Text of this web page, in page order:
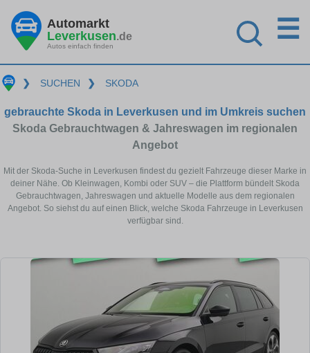
Automarkt
Leverkusen.de
Autos einfach finden
☰
❯ SUCHEN ❯ SKODA
gebrauchte Skoda in Leverkusen und im Umkreis suchen
Skoda Gebrauchtwagen & Jahreswagen im regionalen
Angebot
Mit der Skoda-Suche in Leverkusen findest du gezielt Fahrzeuge dieser Marke in
deiner Nähe. Ob Kleinwagen, Kombi oder SUV – die Plattform bündelt Skoda
Gebrauchtwagen, Jahreswagen und aktuelle Modelle aus dem regionalen
Angebot. So siehst du auf einen Blick, welche Skoda Fahrzeuge in Leverkusen
verfügbar sind.